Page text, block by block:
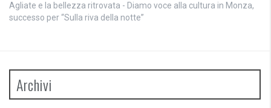
Agliate e la bellezza ritrovata - Diamo voce alla cultura in Monza,
successo per “Sulla riva della notte”
Archivi